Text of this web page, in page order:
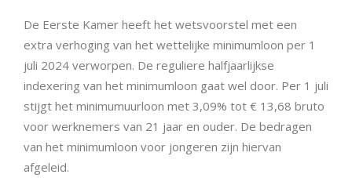
De Eerste Kamer heeft het wetsvoorstel met een
extra verhoging van het wettelijke minimumloon per 1
juli 2024 verworpen. De reguliere halfjaarlijkse
indexering van het minimumloon gaat wel door. Per 1 juli
stijgt het minimumuurloon met 3,09% tot € 13,68 bruto
voor werknemers van 21 jaar en ouder. De bedragen
van het minimumloon voor jongeren zijn hiervan
afgeleid.